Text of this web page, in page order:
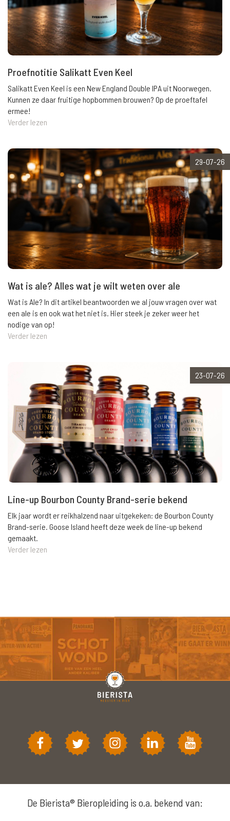
Proefnotitie Salikatt Even Keel
Salikatt Even Keel is een New England Double IPA uit Noorwegen.
Kunnen ze daar fruitige hopbommen brouwen? Op de proeftafel
ermee!
Verder lezen
29-07-26
Wat is ale? Alles wat je wilt weten over ale
Wat is Ale? In dit artikel beantwoorden we al jouw vragen over wat
een ale is en ook wat het niet is. Hier steek je zeker weer het
nodige van op!
Verder lezen
23-07-26
Line-up Bourbon County Brand-serie bekend
Elk jaar wordt er reikhalzend naar uitgekeken: de Bourbon County
Brand-serie. Goose Island heeft deze week de line-up bekend
gemaakt.
Verder lezen
De Bierista® Bieropleiding is o.a. bekend van: